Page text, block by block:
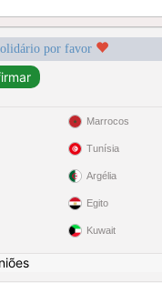
por favor
Marrocos
Tunísia
Argélia
Egito
Kuwait